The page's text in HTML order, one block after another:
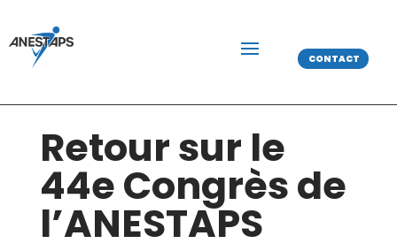
CONTACT
Retour sur le
44e Congrès de
l’ANESTAPS